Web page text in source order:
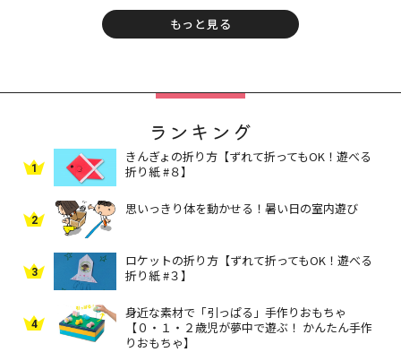
もっと見る
ランキング
1
きんぎょの折り方【ずれて折ってもOK！遊べる
折り紙 #８】
2
思いっきり体を動かせる！暑い日の室内遊び
3
ロケットの折り方【ずれて折ってもOK！遊べる
折り紙 #３】
4
身近な素材で「引っぱる」手作りおもちゃ
【０・１・２歳児が夢中で遊ぶ！ かんたん手作
りおもちゃ】